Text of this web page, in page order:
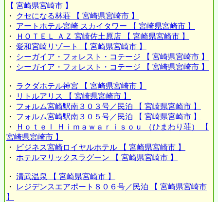
【 宮崎県宮崎市 】
・
クセになる林荘 【 宮崎県宮崎市 】
・ アートホテル宮崎 スカイタワー 【 宮崎県宮崎市 】
・
ＨＯＴＥＬ ＡＺ 宮崎佐土原店 【 宮崎県宮崎市 】
・ 愛和宮崎リゾート 【 宮崎県宮崎市 】
・
シーガイア・フォレスト・コテージ 【 宮崎県宮崎市 】
・
シーガイア・フォレスト・コテージ 【 宮崎県宮崎市 】
・ ラクダホテル神宮 【 宮崎県宮崎市 】
・
リトルアリス 【 宮崎県宮崎市 】
・ フォルム宮崎駅南３０３号／民泊 【 宮崎県宮崎市 】
・ フォルム宮崎駅南３０５号／民泊 【 宮崎県宮崎市 】
・
Ｈｏｔｅｌ Ｈｉｍａｗａｒｉｓｏｕ （ひまわり荘） 【
宮崎県宮崎市 】
・
ビジネス宮崎ロイヤルホテル 【 宮崎県宮崎市 】
・ ホテルマリックスラグーン 【 宮崎県宮崎市 】
・ 清武温泉 【 宮崎県宮崎市 】
・
レジデンスエアポート８０６号／民泊 【 宮崎県宮崎市
】